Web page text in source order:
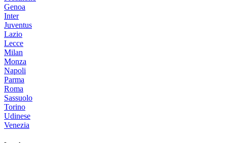
Genoa
Inter
Juventus
Lazio
Lecce
Milan
Monza
Napoli
Parma
Roma
Sassuolo
Torino
Udinese
Venezia